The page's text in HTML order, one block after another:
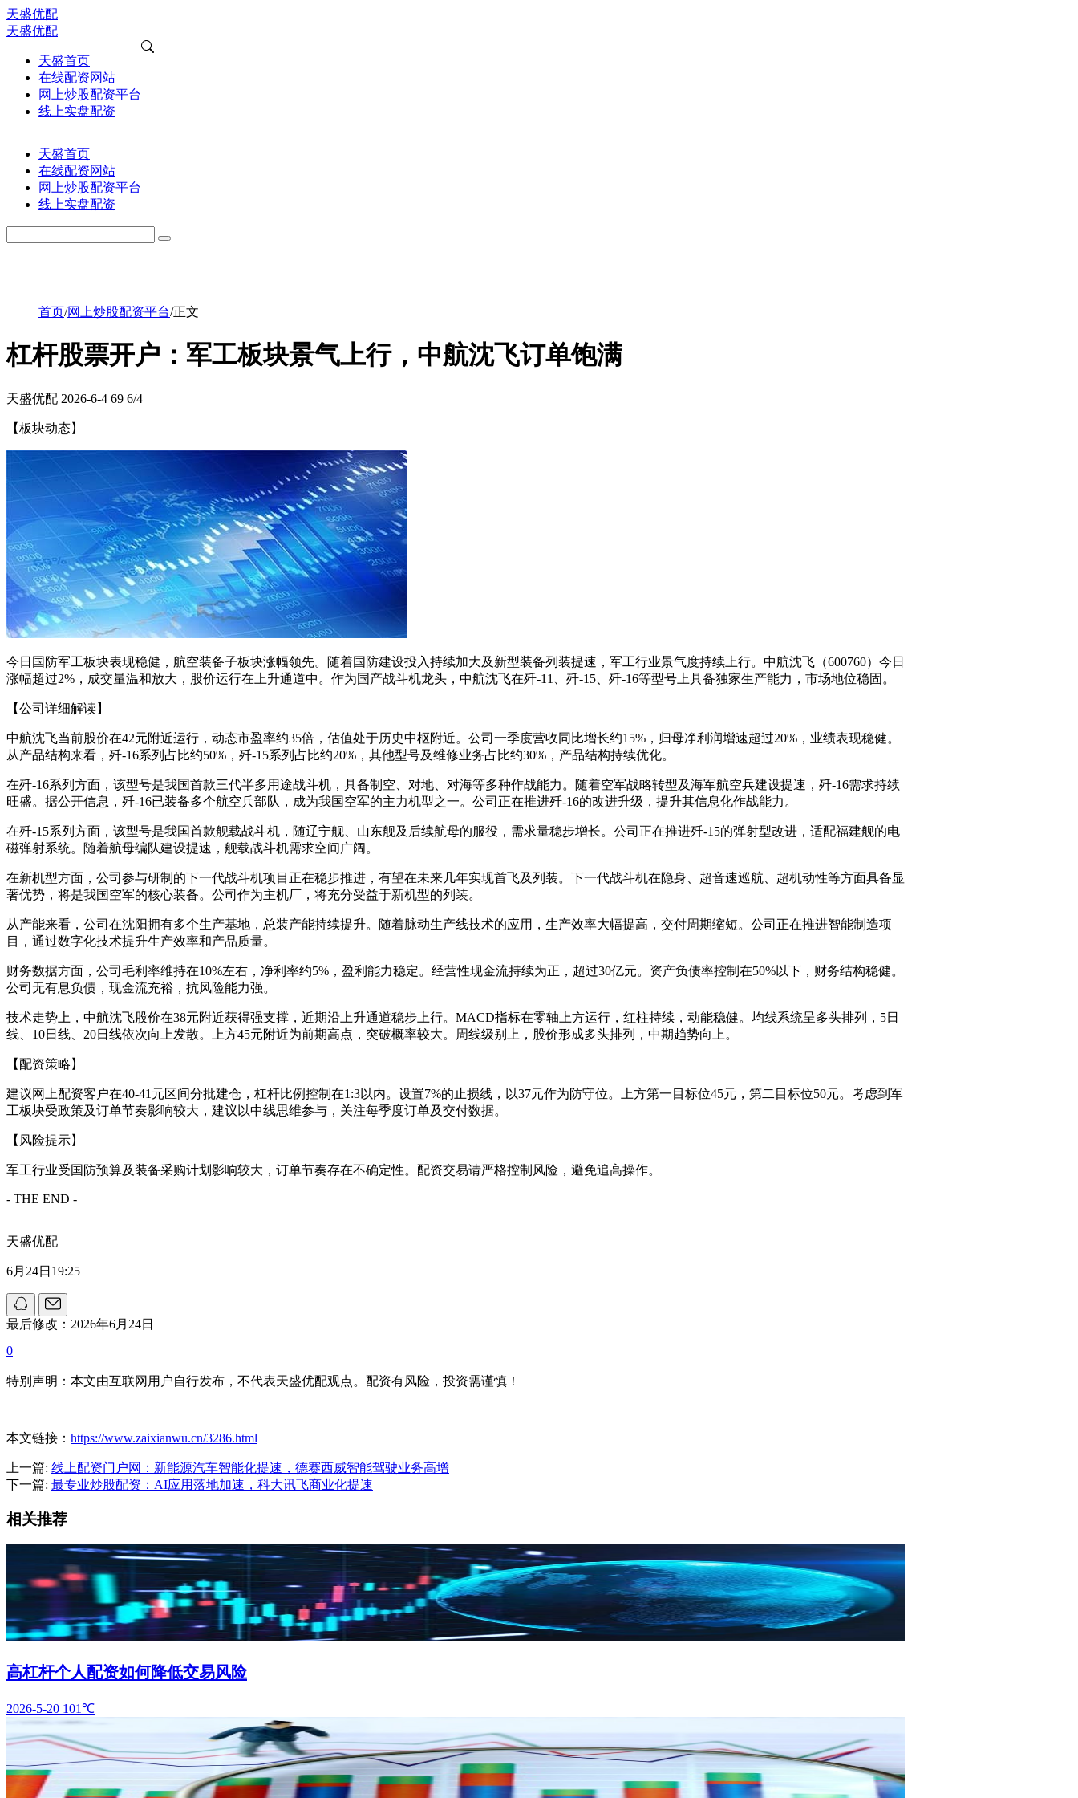
天盛优配
天盛优配
天盛首页
在线配资网站
网上炒股配资平台
线上实盘配资
天盛首页
在线配资网站
网上炒股配资平台
线上实盘配资
首页/网上炒股配资平台/正文
杠杆股票开户：军工板块景气上行，中航沈飞订单饱满
天盛优配 2026-6-4 69 6/4
【板块动态】
今日国防军工板块表现稳健，航空装备子板块涨幅领先。随着国防建设投入持续加大及新型装备列装提速，军工行业景气度持续上行。中航沈飞（600760）今日
涨幅超过2%，成交量温和放大，股价运行在上升通道中。作为国产战斗机龙头，中航沈飞在歼-11、歼-15、歼-16等型号上具备独家生产能力，市场地位稳固。
【公司详细解读】
中航沈飞当前股价在42元附近运行，动态市盈率约35倍，估值处于历史中枢附近。公司一季度营收同比增长约15%，归母净利润增速超过20%，业绩表现稳健。
从产品结构来看，歼-16系列占比约50%，歼-15系列占比约20%，其他型号及维修业务占比约30%，产品结构持续优化。
在歼-16系列方面，该型号是我国首款三代半多用途战斗机，具备制空、对地、对海等多种作战能力。随着空军战略转型及海军航空兵建设提速，歼-16需求持续
旺盛。据公开信息，歼-16已装备多个航空兵部队，成为我国空军的主力机型之一。公司正在推进歼-16的改进升级，提升其信息化作战能力。
在歼-15系列方面，该型号是我国首款舰载战斗机，随辽宁舰、山东舰及后续航母的服役，需求量稳步增长。公司正在推进歼-15的弹射型改进，适配福建舰的电
磁弹射系统。随着航母编队建设提速，舰载战斗机需求空间广阔。
在新机型方面，公司参与研制的下一代战斗机项目正在稳步推进，有望在未来几年实现首飞及列装。下一代战斗机在隐身、超音速巡航、超机动性等方面具备显
著优势，将是我国空军的核心装备。公司作为主机厂，将充分受益于新机型的列装。
从产能来看，公司在沈阳拥有多个生产基地，总装产能持续提升。随着脉动生产线技术的应用，生产效率大幅提高，交付周期缩短。公司正在推进智能制造项
目，通过数字化技术提升生产效率和产品质量。
财务数据方面，公司毛利率维持在10%左右，净利率约5%，盈利能力稳定。经营性现金流持续为正，超过30亿元。资产负债率控制在50%以下，财务结构稳健。
公司无有息负债，现金流充裕，抗风险能力强。
技术走势上，中航沈飞股价在38元附近获得强支撑，近期沿上升通道稳步上行。MACD指标在零轴上方运行，红柱持续，动能稳健。均线系统呈多头排列，5日
线、10日线、20日线依次向上发散。上方45元附近为前期高点，突破概率较大。周线级别上，股价形成多头排列，中期趋势向上。
【配资策略】
建议网上配资客户在40-41元区间分批建仓，杠杆比例控制在1:3以内。设置7%的止损线，以37元作为防守位。上方第一目标位45元，第二目标位50元。考虑到军
工板块受政策及订单节奏影响较大，建议以中线思维参与，关注每季度订单及交付数据。
【风险提示】
军工行业受国防预算及装备采购计划影响较大，订单节奏存在不确定性。配资交易请严格控制风险，避免追高操作。
- THE END -
天盛优配
6月24日19:25
最后修改：2026年6月24日
0
特别声明：本文由互联网用户自行发布，不代表天盛优配观点。配资有风险，投资需谨慎！
本文链接： https://www.zaixianwu.cn/3286.html
上一篇: 线上配资门户网：新能源汽车智能化提速，德赛西威智能驾驶业务高增
下一篇: 最专业炒股配资：AI应用落地加速，科大讯飞商业化提速
相关推荐
高杠杆个人配资如何降低交易风险
2026-5-20 101℃